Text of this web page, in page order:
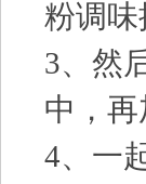
粉调味
3、然
中，
4、一